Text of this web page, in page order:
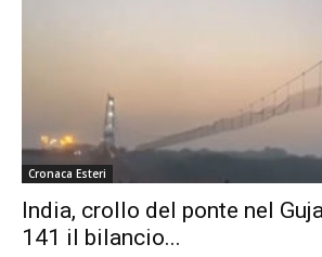
Cronaca Esteri
India, crollo del ponte nel
141 il bilancio...